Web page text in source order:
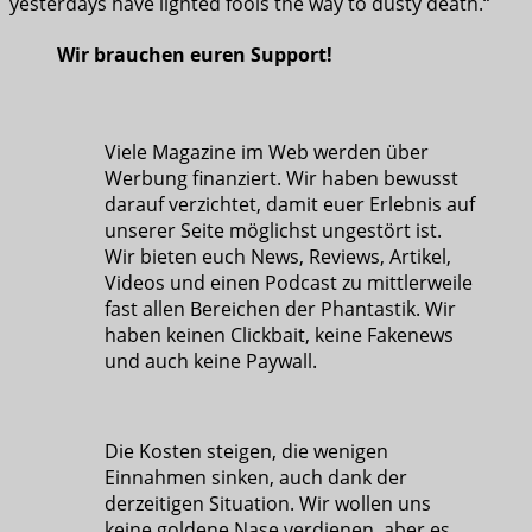
Wir brauchen euren Support!
Viele Magazine im Web werden über
Werbung finanziert. Wir haben bewusst
darauf verzichtet, damit euer Erlebnis auf
unserer Seite möglichst ungestört ist.
Wir bieten euch News, Reviews, Artikel,
Videos und einen Podcast zu mittlerweile
fast allen Bereichen der Phantastik. Wir
haben keinen Clickbait, keine Fakenews
und auch keine Paywall.
Die Kosten steigen, die wenigen
Einnahmen sinken, auch dank der
derzeitigen Situation. Wir wollen uns